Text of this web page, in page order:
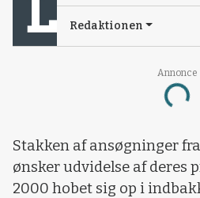
Annonce
Loading...
Redaktionen
Stakken af ansøgninger
ønsker udvidelse af deres
2000 hobet sig op i